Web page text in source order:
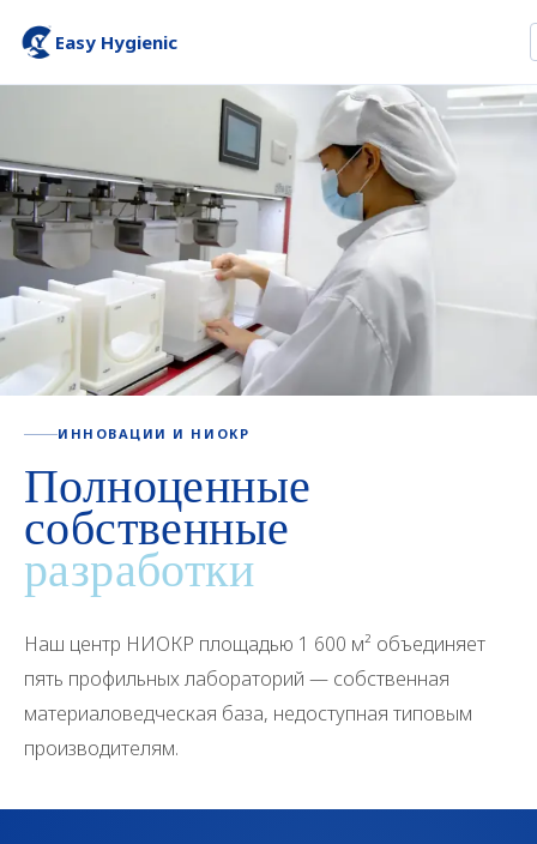
Easy Hygienic
ИННОВАЦИИ И НИОКР
Полноценные
собственные
разработки
Наш центр НИОКР площадью 1 600 м² объединяет
пять профильных лабораторий — собственная
материаловедческая база, недоступная типовым
производителям.